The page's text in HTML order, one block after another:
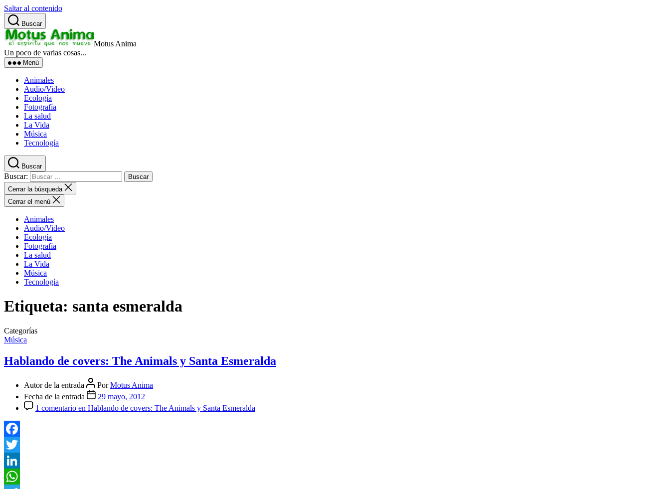
Saltar al contenido
Buscar
Motus Anima
Un poco de varias cosas...
Menú
Animales
Audio/Video
Ecología
Fotografía
La salud
La Vida
Música
Tecnología
Buscar
Buscar:
Cerrar la búsqueda
Cerrar el menú
Animales
Audio/Video
Ecología
Fotografía
La salud
La Vida
Música
Tecnología
Etiqueta: santa esmeralda
Categorías
Música
Hablando de covers: The Animals y Santa Esmeralda
Autor de la entrada PorMotus Anima
Fecha de la entrada
29 mayo, 2012
1 comentario en Hablando de covers: The Animals y Santa Esmeralda
Facebook
Twitter
LinkedIn